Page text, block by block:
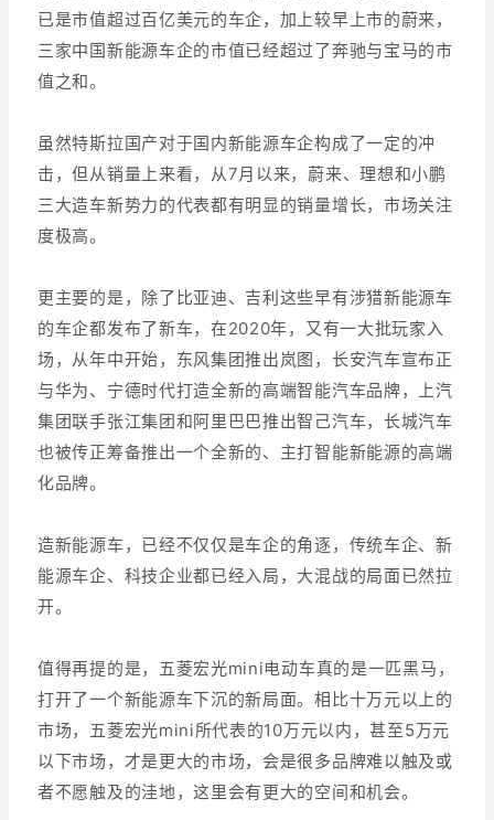
已是市值超过百亿美元的车企，加上较早上市的蔚来，
三家中国新能源车企的市值已经超过了奔驰与宝马的市
值之和。
虽然特斯拉国产对于国内新能源车企构成了一定的冲
击，但从销量上来看，从7月以来，蔚来、理想和小鹏
三大造车新势力的代表都有明显的销量增长，市场关注
度极高。
更主要的是，除了比亚迪、吉利这些早有涉猎新能源车
的车企都发布了新车，在2020年，又有一大批玩家入
场，从年中开始，东风集团推出岚图，长安汽车宣布正
与华为、宁德时代打造全新的高端智能汽车品牌，上汽
集团联手张江集团和阿里巴巴推出智己汽车，长城汽车
也被传正筹备推出一个全新的、主打智能新能源的高端
化品牌。
造新能源车，已经不仅仅是车企的角逐，传统车企、新
能源车企、科技企业都已经入局，大混战的局面已然拉
开。
值得再提的是，五菱宏光mini电动车真的是一匹黑马，
打开了一个新能源车下沉的新局面。相比十万元以上的
市场，五菱宏光mini所代表的10万元以内，甚至5万元
以下市场，才是更大的市场，会是很多品牌难以触及或
者不愿触及的洼地，这里会有更大的空间和机会。